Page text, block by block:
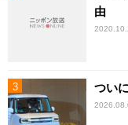
由
つい